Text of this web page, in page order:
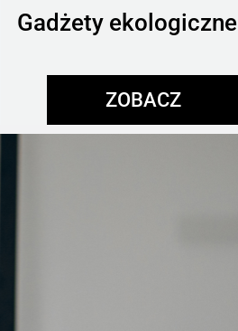
Gadżety ekologiczne
ZOBACZ